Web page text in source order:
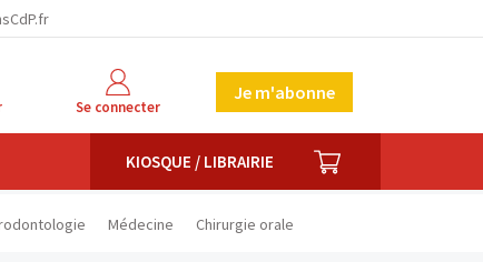
Se connecter
Je m'abonne
KIOSQUE / LIBRAIRIE PANIER
Médecine Chirurgie orale